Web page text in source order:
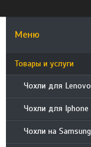
Товары и услуги
Чохли для Lenovo
Чохли для Iphone
Чохли на Samsung